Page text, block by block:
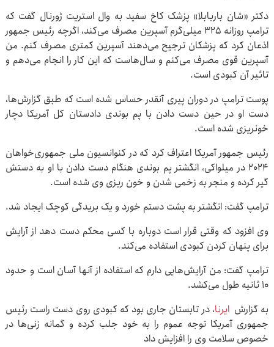
دکتر «شان باربابلا» پزشک کاخ سفید به وال استریت ژورنال گفت که
ترامپ روزانه ۳۲۵ میلی‌گرم آسپرین مصرف می‌کند، اگرچه رئیس جمهور
اذعان کرد که پزشکان ترجیح می‌دهند آسپرین کمتری مصرف کنم. من
آسپرین قوی مصرف می‌کنم و سال‌هاست که این کار را انجام می‌دهم و
تاثیر آن کبودی است.
پوست ترامپ در دوران پیری آنقدر حساس شده است که طبق گزارش‌ها،
دست او در حین دست دادن با پم بوندی دادستان کل آمریکا دچار
خونریزی شده است.
رئیس جمهور آمریکا اعتراف کرد که در کنوانسیون ملی جمهوری‌خواهان
۲۰۲۴ در میلواکی، انگشتر پم بوندی هنگام دست دادن با او به دستش
گیر کرده و منجر به زخمی شدن و خون ریزی وی شده است.
ترامپ گفت: انگشتر به پشت دستم خورد و یک بریدگی کوچک ایجاد شد.
وی افزود که وقتی قرار است دوباره با کسی محکم دست دهد از آرایش
برای پنهان کردن کبودی استفاده می‌کند.
ترامپ گفت: من آرایش‌هایی دارم که استفاده از آنها آسان است و حدود
۱۰ ثانیه طول می‌کشد.
به گزارشایرنا، در تابستان جاری بود که کبودی روی دست راست رئیس
جمهوری آمریکا توجه عموم را به خود جلب کرده و گمانه زنی‌ها در
خصوص سلامت وی را افزایش داد